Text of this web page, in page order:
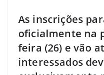
As inscrições
oficialmente na
feira (26) e vão
interessados